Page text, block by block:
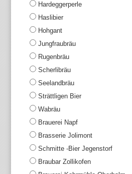
Hardeggerperle
Haslibier
Hohgant
Jungfraubräu
Rugenbräu
Scherlibräu
Seelandbräu
Strättligen Bier
Wabräu
Brauerei Napf
Brasserie Jolimont
Schmitte -Bier Jegenstorf
Braubar Zollikofen